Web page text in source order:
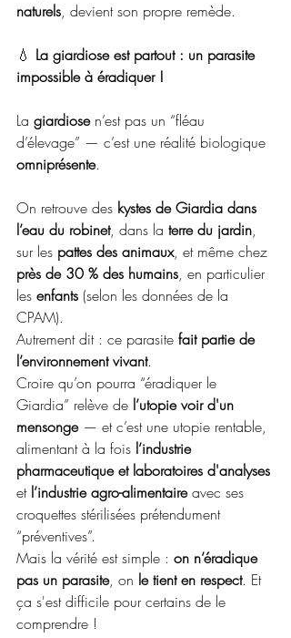
naturels, devient son propre remède.
💧 La giardiose est partout : un parasite
impossible à éradiquer !
La giardiose n’est pas un “fléau
d’élevage” — c’est une réalité biologique
omniprésente.
On retrouve des kystes de Giardia dans
l’eau du robinet, dans la terre du jardin,
sur les pattes des animaux, et même chez
près de 30 % des humains, en particulier
les enfants (selon les données de la
CPAM).
Autrement dit : ce parasite fait partie de
l’environnement vivant.
Croire qu’on pourra “éradiquer le
Giardia” relève de l’utopie voir d'un
mensonge — et c’est une utopie rentable,
alimentant à la fois l’industrie
pharmaceutique et laboratoires d'analyses
et l’industrie agro-alimentaire avec ses
croquettes stérilisées prétendument
“préventives”.
Mais la vérité est simple : on n’éradique
pas un parasite, on le tient en respect. Et
ça s'est difficile pour certains de le
comprendre !